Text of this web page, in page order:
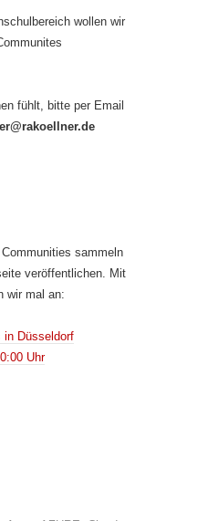
wollen wir
fühlt, bitte per Email
sammeln
veröffentlichen. Mit
wir mal an:
in Düsseldorf
Uhr